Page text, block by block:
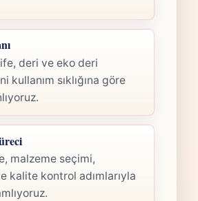
deri ve eko deri
kullanım sıklığına göre
malzeme seçimi,
kalite kontrol adımlarıyla